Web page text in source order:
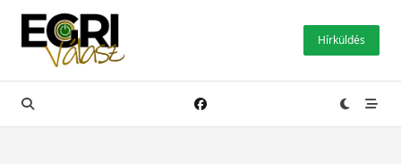
Skip
content
Hírküldés